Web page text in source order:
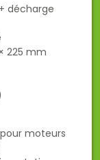
décharge
225 mm
moteurs